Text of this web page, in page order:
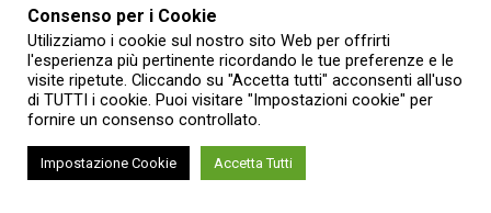
nuovi percorsi di visita
Published 1 settimana ago on 27 Luglio 2026
By Valentina Dattilo
Consenso per i Cookie
Utilizziamo i cookie sul nostro sito Web per offrirti
l'esperienza più pertinente ricordando le tue preferenze e le
visite ripetute. Cliccando su "Accetta tutti" acconsenti all'uso
di TUTTI i cookie. Puoi visitare "Impostazioni cookie" per
fornire un consenso controllato.
Impostazione Cookie Accetta Tutti